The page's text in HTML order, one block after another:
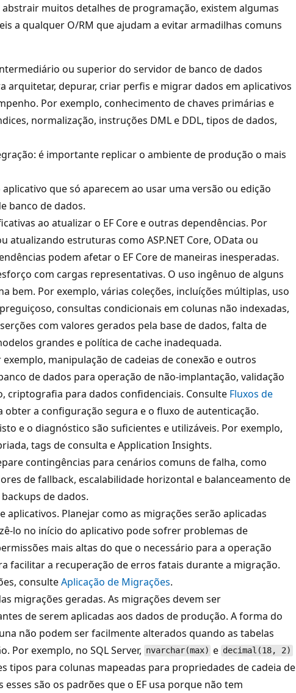
abstrair muitos detalhes de programação, existem algumas
a qualquer O/RM que ajudam a evitar armadilhas comuns
ou superior do servidor de banco de dados
arquitetar, depurar, criar perfis e migrar dados em aplicativos
Por exemplo, conhecimento de chaves primárias e
normalização, instruções DML e DDL, tipos de dados,
é importante replicar o ambiente de produção o mais
que só aparecem ao usar uma versão ou edição
banco de dados.
ao atualizar o EF Core e outras dependências. Por
atualizando estruturas como ASP.NET Core, OData ou
podem afetar o EF Core de maneiras inesperadas.
com cargas representativas. O uso ingênuo de alguns
bem. Por exemplo, várias coleções, incluíções múltiplas, uso
consultas condicionais em colunas não indexadas,
com valores gerados pela base de dados, falta de
grandes e política de cache inadequada.
manipulação de cadeias de conexão e outros
de dados para operação de não-implantação, validação
criptografia para dados confidenciais. Consulte Fluxos de
obter a configuração segura e o fluxo de autenticação.
e o diagnóstico são suficientes e utilizáveis. Por exemplo,
tags de consulta e Application Insights.
contingências para cenários comuns de falha, como
de fallback, escalabilidade horizontal e balanceamento de
de dados.
aplicativos. Planejar como as migrações serão aplicadas
lo no início do aplicativo pode sofrer problemas de
mais altas do que o necessário para a operação
facilitar a recuperação de erros fatais durante a migração.
consulteAplicação de Migrações.
migrações geradas. As migrações devem ser
de serem aplicadas aos dados de produção. A forma do
não podem ser facilmente alterados quando as tabelas
Por exemplo, no SQL Server, nvarchar(max) e decimal(18, 2)
tipos para colunas mapeadas para propriedades de cadeia de
esses são os padrões que o EF usa porque não tem